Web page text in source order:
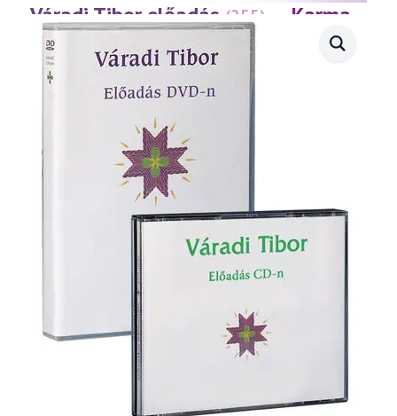
Váradi Tibor előadás (255)
— Karma
és szabadság 2. rész
(2002.06.05.)